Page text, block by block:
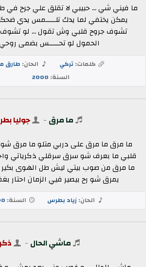
ما فيني شي ... حبيبي لا تقلق علي جرح في
يمكن يختفي لما يدك تلـــــمس يدي
تشوف جروح قلبي وش تقول ... لو
الحمول لو تحـــــس بضمى
كلمات:تركي الحان: طارق
السنة: 2000
ما مرق - جوليا
ما مرق ما مرق على دربي متلو ما
قلبي ما بعرف شو سرق سرقلي ذكرياتي
ما مرق من صوب بيتي ليش طل الهوى
يمرق شو رح بيصير فيي الزمان احتار
الحان: زياد بطرس السنة:
ماشي الحال -